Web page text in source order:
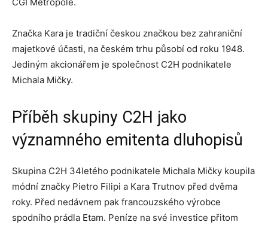
Značka Kara je tradiční českou značkou bez zahraniční
majetkové účasti, na českém trhu působí od roku 1948.
Jediným akcionářem je společnost C2H podnikatele
Michala Mičky.
Příběh skupiny C2H jako
významného emitenta dluhopisů
Skupina C2H 34letého podnikatele Michala Mičky koupila
módní značky Pietro Filipi a Kara Trutnov před dvěma
roky. Před nedávnem pak francouzského výrobce
spodního prádla Etam. Peníze na své investice přitom